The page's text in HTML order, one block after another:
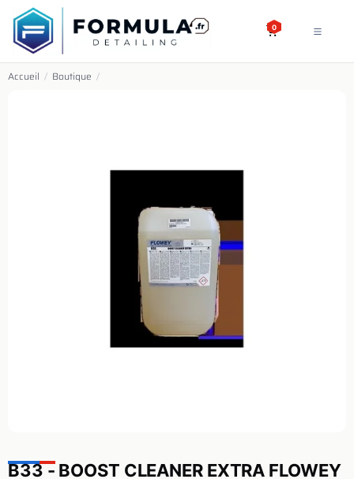
SE RENDRE AU CONTENU
0
Accueil / Boutique /
B33 - BOOST CLEANER EXTRA FLOWEY